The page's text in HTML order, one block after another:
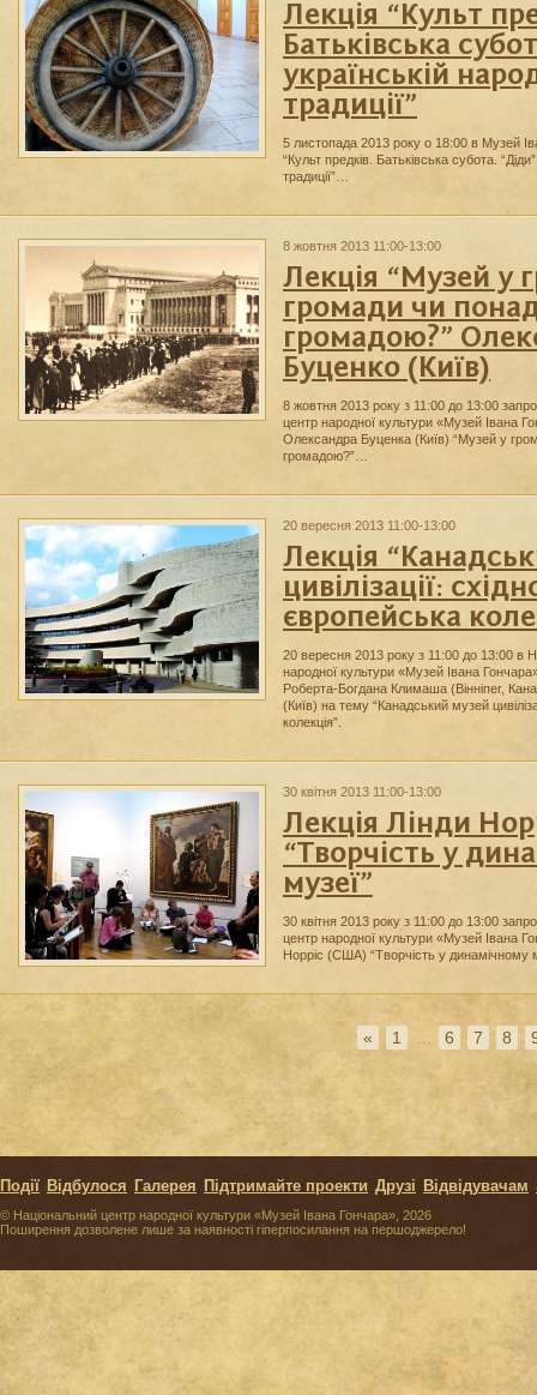
Лекція “Культ
Батьківська
українській
традиції”
5 листопада 2013 року о 18:00 в Музей
“Культ предків. Батьківська субота.
традиції”…
8 жовтня 2013 11:00-13:00
Лекція “Музей у
громади чи
громадою?”
Буценко (Київ)
8 жовтня 2013 року з 11:00 до 13:00
центр народної культури «Музей Івана
Олександра Буценка (Київ) “Музей у
громадою?”…
20 вересня 2013 11:00-13:00
Лекція
цивілізації:
європейська
20 вересня 2013 року з 11:00 до 13:00 в
народної культури «Музей Івана
Роберта-Богдана Климаша (Вінніпег,
(Київ) на тему “Канадський музей
колекція”.
30 квітня 2013 11:00-13:00
Лекція Лінди
“Творчість у
музеї”
30 квітня 2013 року з 11:00 до 13:00
центр народної культури «Музей Івана
Норріс (США) “Творчість у динамічному
« 1 6 7 8
© Національний центр народної культури «Музей Івана Гончара», 2026
Поширення дозволене лише за наявності гіперпосилання на першоджерело!
Події Відбулося Галерея Підтримайте проекти Друзі Відвідувачам